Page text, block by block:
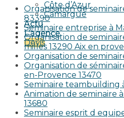
Côte d’Azur
Camargue
Actu
L’agence
Devis
Organisation de
83390
Seminaire entreprise à
Organisation de
milles 13290 Aix en
Organisation de
Organisation de
en-Provence 13470
Seminaire teambuilding
Animation de seminaire
13680
Seminaire esprit d